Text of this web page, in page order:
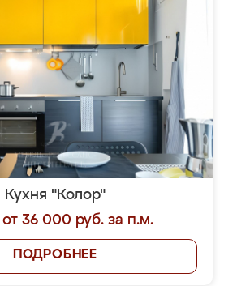
Кухня "Колор"
36 000 руб. за п.м.
ПОДРОБНЕЕ